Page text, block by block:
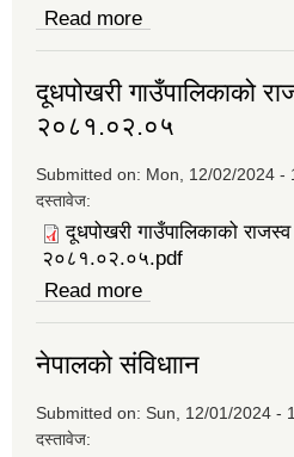
Read more
दूधपोखरी गाउँपालिकाको
२०८१.०२.०५
Submitted on: Mon, 12/02/2024 -
दस्तावेज:
दूधपोखरी गाउँपालिकाको
२०८१.०२.०५.pdf
Read more
नेपालको संविधाान
Submitted on: Sun, 12/01/2024 -
दस्तावेज: